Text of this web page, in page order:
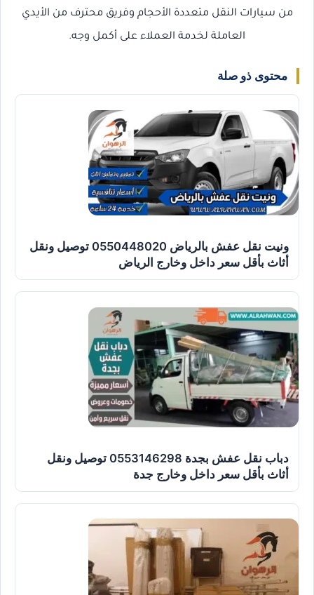
من سيارات النقل متعددة الأحجام وفريق محترف من الأيدي
العاملة لخدمة العملاء على أكمل وجه.
محتوى ذو صلة
ونيت نقل عفش بالرياض 0550448020 توصيل ونقل
أثاث بأقل سعر داخل وخارج الرياض
دباب نقل عفش بجدة 0553146298 توصيل ونقل
أثاث بأقل سعر داخل وخارج جدة